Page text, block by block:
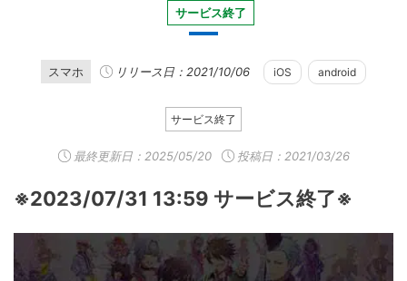
サービス終了
スマホ リリース日：2021/10/06 iOS android
サービス終了
最終更新日： 2025/05/20 投稿日：2021/03/26
※2023/07/31 13:59 サービス終了※